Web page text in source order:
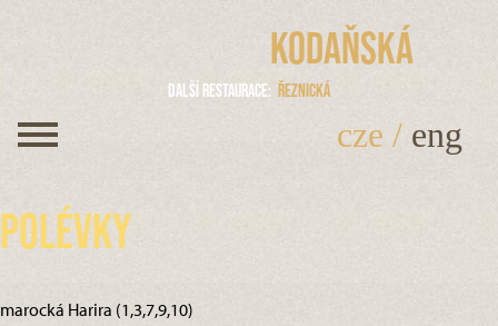
Kodaňská
Další restaurace Řeznická
cze / eng
Polévky
marocká Harira (1,3,7,9,10)